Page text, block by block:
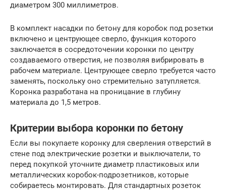
диаметром 300 миллиметров.
В комплект насадки по бетону для коробок под розетки
включено и центрующее сверло, функция которого
заключается в сосредоточении коронки по центру
создаваемого отверстия, не позволяя вибрировать в
рабочем материале. Центрующее сверло требуется часто
заменять, поскольку оно стремительно затупляется.
Коронка разработана на проницание в глубину
материала до 1,5 метров.
Критерии выбора коронки по бетону
Если вы покупаете коронку для сверления отверстий в
стене под электрические розетки и выключатели, то
перед покупкой уточните диаметр пластиковых или
металлических коробок-подрозетников, которые
собираетесь монтировать. Для стандартных розеток